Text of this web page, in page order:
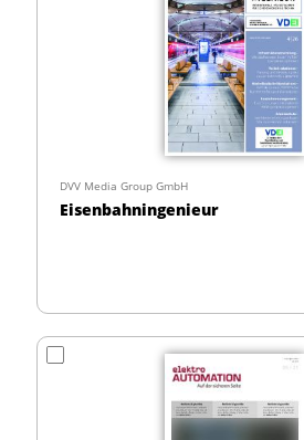
DVV Media Group GmbH
Eisenbahningenieur